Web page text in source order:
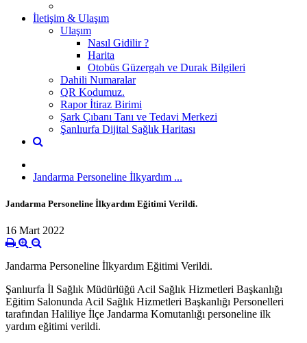
İletişim & Ulaşım
Ulaşım
Nasıl Gidilir ?
Harita
Otobüs Güzergah ve Durak Bilgileri
Dahili Numaralar
QR Kodumuz.
Rapor İtiraz Birimi
Şark Çıbanı Tanı ve Tedavi Merkezi
Şanlıurfa Dijital Sağlık Haritası
Jandarma Personeline İlkyardım ...
Jandarma Personeline İlkyardım Eğitimi Verildi.
16 Mart 2022
Jandarma Personeline İlkyardım Eğitimi Verildi.
Şanlıurfa İl Sağlık Müdürlüğü Acil Sağlık Hizmetleri Başkanlığı
Eğitim Salonunda Acil Sağlık Hizmetleri Başkanlığı Personelleri
tarafından Haliliye İlçe Jandarma Komutanlığı personeline ilk
yardım eğitimi verildi.